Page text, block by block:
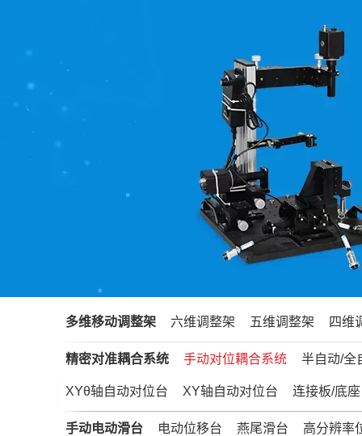
多维移动调整架 六维调整架 五维调整架 四维
精密对准耦合系统 手动对位耦合系统 半自动/全
XYθ轴自动对位台 XY轴自动对位台 连接板/底座
手动电动滑台 电动位移台 燕尾滑台 高分辨率